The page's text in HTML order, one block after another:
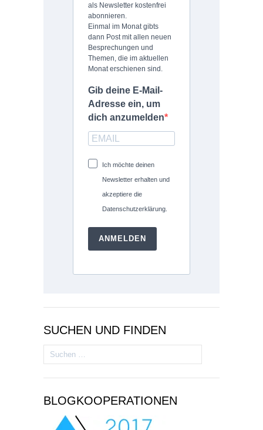
als Newsletter kostenfrei
abonnieren.
Einmal im Monat gibts
dann Post mit allen neuen
Besprechungen und
Themen, die im aktuellen
Monat erschienen sind.
Gib deine E-Mail-
Adresse ein, um
dich anzumelden
Ich möchte deinen
Newsletter erhalten und
akzeptiere die
Datenschutzerklärung.
ANMELDEN
SUCHEN UND FINDEN
Suchen
nach:
BLOGKOOPERATIONEN